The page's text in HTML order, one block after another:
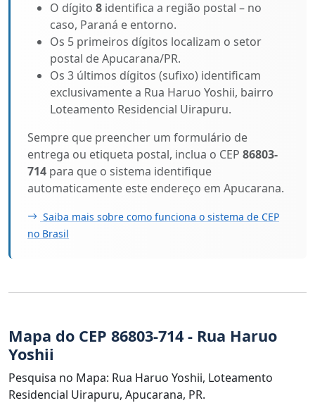
O dígito 8 identifica a região postal – no
caso, Paraná e entorno.
Os 5 primeiros dígitos localizam o setor
postal de Apucarana/PR.
Os 3 últimos dígitos (sufixo) identificam
exclusivamente a Rua Haruo Yoshii, bairro
Loteamento Residencial Uirapuru.
Sempre que preencher um formulário de
entrega ou etiqueta postal, inclua o CEP 86803-
714 para que o sistema identifique
automaticamente este endereço em Apucarana.
Saiba mais sobre como funciona o sistema de CEP
no Brasil
Mapa do CEP 86803-714 - Rua Haruo
Yoshii
Pesquisa no Mapa: Rua Haruo Yoshii, Loteamento
Residencial Uirapuru, Apucarana, PR.